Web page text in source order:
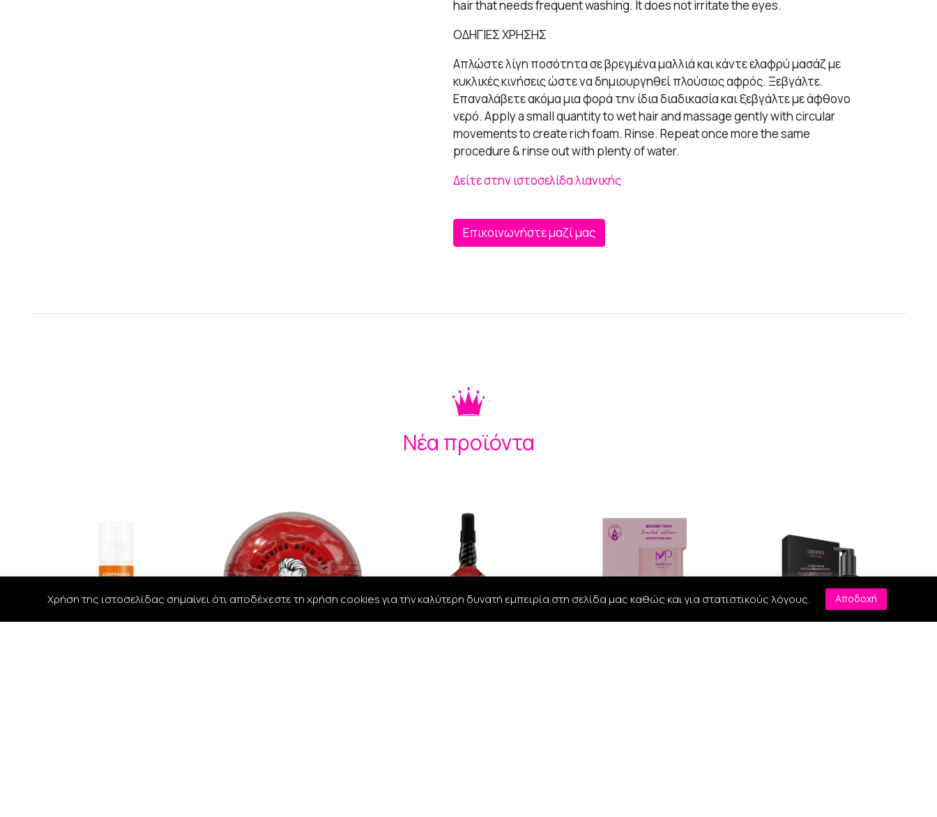
hair that needs frequent washing. It does not irritate the eyes.
ΟΔΗΓΙΕΣ ΧΡΗΣΗΣ
Απλώστε λίγη ποσότητα σε βρεγμένα μαλλιά και κάντε ελαφρύ μασάζ με
κυκλικές κινήσεις ώστε να δημιουργηθεί πλούσιος αφρός. Ξεβγάλτε.
Επαναλάβετε ακόμα μια φορά την ίδια διαδικασία και ξεβγάλτε με άφθονο
νερό. Apply a small quantity to wet hair and massage gently with circular
movements to create rich foam. Rinse. Repeat once more the same
procedure & rinse out with plenty of water.
Δείτε στην ιστοσελίδα λιανικής
Επικοινωνήστε μαζί μας
Νέα προϊόντα
Χρήση της ιστοσελίδας σημαίνει ότι αποδέχεστε τη χρήση cookies για την καλύτερη δυνατή εμπειρία στη σελίδα μας καθώς και για στατιστικούς λόγους. Αποδοχή